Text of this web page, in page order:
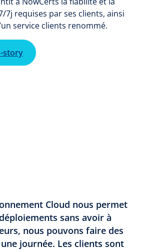
7j requises par ses clients, ainsi
service clients renommé.
story
Cloud nous permet
sans avoir à
nous pouvons faire des
journée. Les clients sont